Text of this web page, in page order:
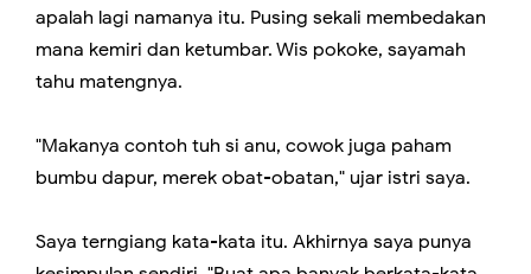
apalah lagi namanya itu. Pusing sekali membedakan
mana kemiri dan ketumbar. Wis pokoke, sayamah
tahu matengnya.
"Makanya contoh tuh si anu, cowok juga paham
bumbu dapur, merek obat-obatan," ujar istri saya.
Saya terngiang kata-kata itu. Akhirnya saya punya